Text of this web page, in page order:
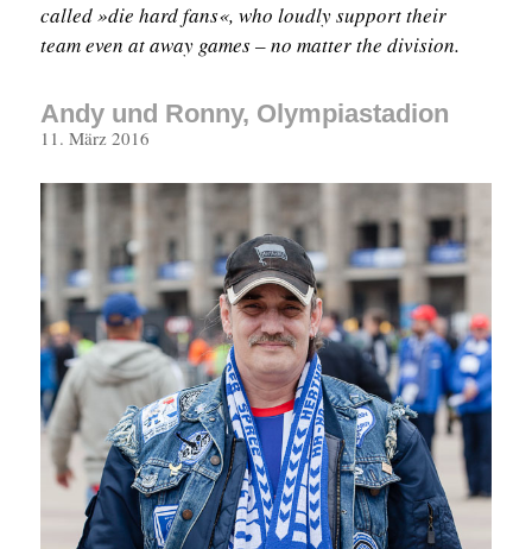
called »die hard fans«, who loudly support their
team even at away games – no matter the division.
Andy und Ronny, Olympiastadion
Veröffentlicht
11. März 2016